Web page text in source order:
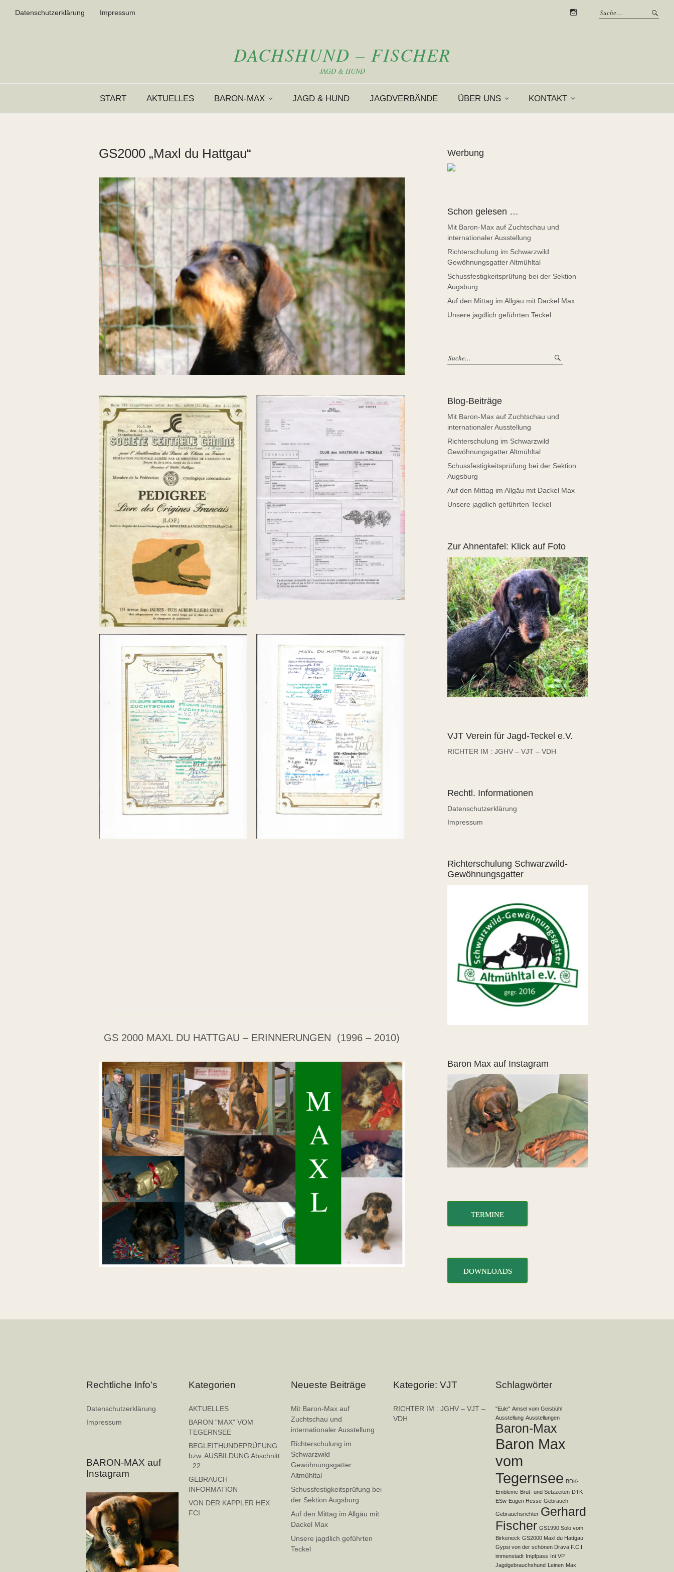
Datenschutzerklärung
Impressum
DACHSHUND – FISCHER
JAGD & HUND
START AKTUELLES BARON-MAX JAGD & HUND JAGDVERBÄNDE ÜBER UNS KONTAKT
GS2000 „Maxl du Hattgau“
GS 2000 MAXL DU HATTGAU – ERINNERUNGEN (1996 – 2010)
Werbung
Schon gelesen …
Mit Baron-Max auf Zuchtschau und
internationaler Ausstellung
Richterschulung im Schwarzwild
Gewöhnungsgatter Altmühltal
Schussfestigkeitsprüfung bei der Sektion
Augsburg
Auf den Mittag im Allgäu mit Dackel Max
Unsere jagdlich geführten Teckel
Blog-Beiträge
Mit Baron-Max auf Zuchtschau und
internationaler Ausstellung
Richterschulung im Schwarzwild
Gewöhnungsgatter Altmühltal
Schussfestigkeitsprüfung bei der Sektion
Augsburg
Auf den Mittag im Allgäu mit Dackel Max
Unsere jagdlich geführten Teckel
Zur Ahnentafel: Klick auf Foto
VJT Verein für Jagd-Teckel e.V.
RICHTER IM : JGHV – VJT – VDH
Rechtl. Informationen
Datenschutzerklärung
Impressum
Richterschulung Schwarzwild-
Gewöhnungsgatter
Baron Max auf Instagram
TERMINE
DOWNLOADS
Rechtliche Info’s
Datenschutzerklärung
Impressum
BARON-MAX auf
Instagram
Kategorien
AKTUELLES
BARON "MAX" VOM
TEGERNSEE
BEGLEITHUNDEPRÜFUNG
bzw. AUSBILDUNG Abschnitt
: 22
GEBRAUCH –
INFORMATION
VON DER KAPPLER HEX
FCI
Neueste Beiträge
Mit Baron-Max auf
Zuchtschau und
internationaler Ausstellung
Richterschulung im
Schwarzwild
Gewöhnungsgatter
Altmühltal
Schussfestigkeitsprüfung bei
der Sektion Augsburg
Auf den Mittag im Allgäu mit
Dackel Max
Unsere jagdlich geführten
Teckel
Kategorie: VJT
RICHTER IM : JGHV – VJT –
VDH
Schlagwörter
"Eule" Amsel vom Geisbühl
Ausstellung Ausstellungen
Baron-Max
Baron Max
vom
Tegernsee BDK-
Embleme Brut- und Setzzeiten DTK
ESw Eugen Hesse Gebrauch
Gebrauchsrichter Gerhard
Fischer GS1990 Solo vom
Birkeneck GS2000 Maxl du Hattgau
Gypsi von der schönen Drava F.C.I.
immenstadt Impfpass Int.VP
Jagdgebrauchshund Leinen Max